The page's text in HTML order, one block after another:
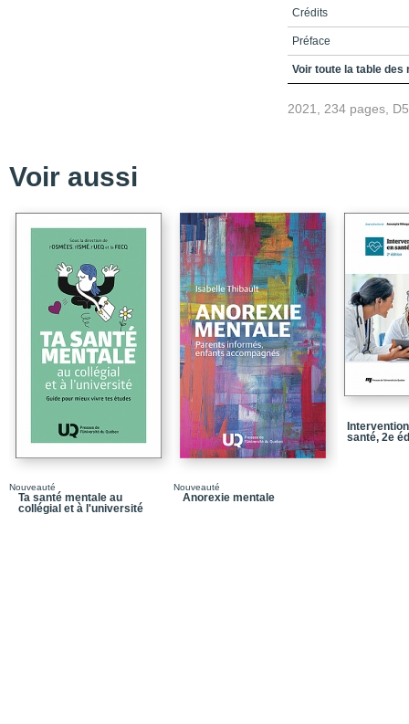
Crédits
Préface
Remerciements
Introduction
Chapitre 1 /
2 / La supervision
Chapitre 2 /
Chapitre 3 / Le
pendant la formation
Chapitre 4 /
Chapitre 5 /
3 / L’introduction à
Chapitre 6 /
la perception et la
Voir toute la table des
2021, 234 pages,
Voir aussi
Nouveauté
Ta santé mentale au
collégial et à l'université
Nouveauté
Anorexie mentale
santé, 2e